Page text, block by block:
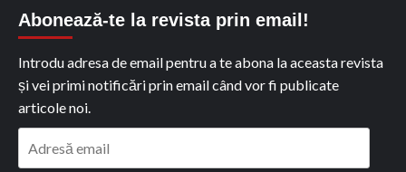
Abonează-te la revista prin email!
Introdu adresa de email pentru a te abona la aceasta revista
și vei primi notificări prin email când vor fi publicate
articole noi.